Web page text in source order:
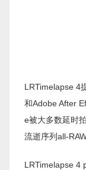
LRTimelapse 4
和Adobe After
e被大多数延时
流逝序列all-
LRTimelapse 4